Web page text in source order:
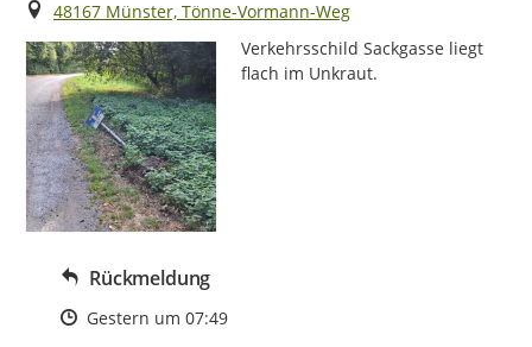
Ort
48167 Münster, Tönne-Vormann-Weg
Verkehrsschild Sackgasse liegt
flach im Unkraut.
Rückmeldung
Zeitpunkt des Erstellens
Gestern um 07:49